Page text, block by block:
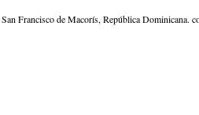
San Francisco de Macorís, República Dominicana.